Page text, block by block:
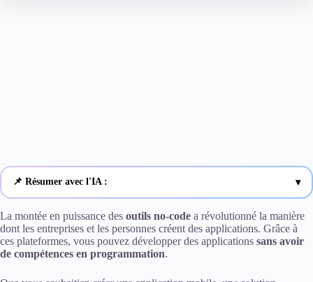
📌 Résumer avec l'IA :
ChatGPT
Gemini
La montée en puissance des outils no-code a révolutionné la manière
dont les entreprises et les personnes créent des applications. Grâce à
ces plateformes, vous pouvez développer des applications sans avoir
de compétences en programmation.